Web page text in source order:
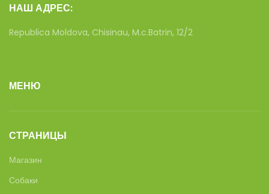
НАШ АДРЕС:
Republica Moldova, Chisinau, M.c.Batrin, 12/2
МЕНЮ
СТРАНИЦЫ
Магазин
Собаки